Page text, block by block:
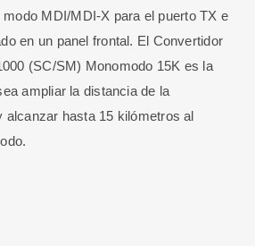
MDI/MDI-X para el puerto TX e
en un panel frontal. El Convertidor
(SC/SM) Monomodo 15K es la
ampliar la distancia de la
alcanzar hasta 15 kilómetros al